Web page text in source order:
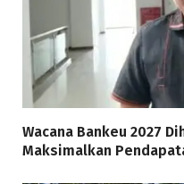
Wacana Bankeu 2027
Maksimalkan